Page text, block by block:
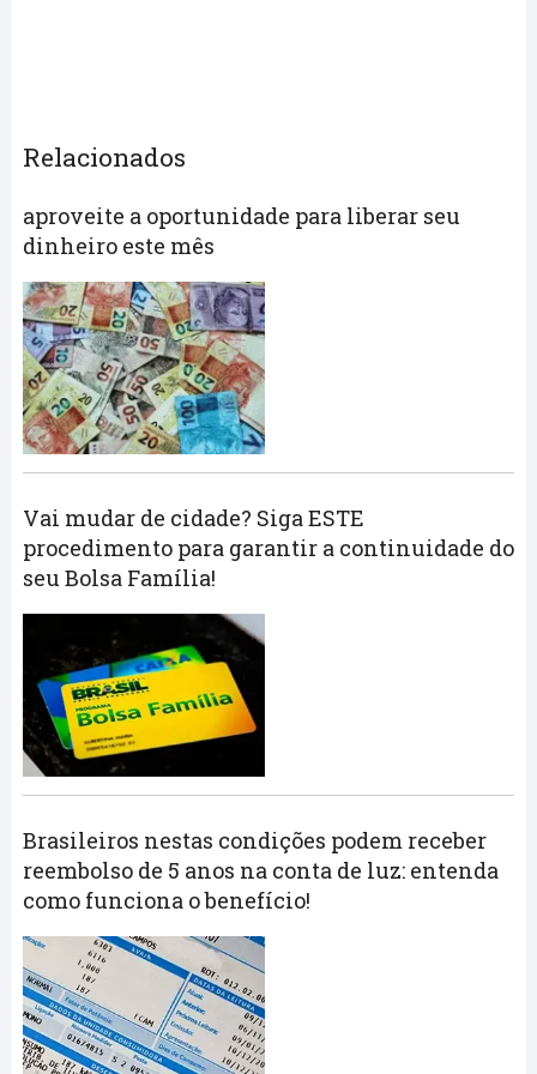
Relacionados
aproveite a oportunidade para liberar seu
dinheiro este mês
Vai mudar de cidade? Siga ESTE
procedimento para garantir a continuidade do
seu Bolsa Família!
Brasileiros nestas condições podem receber
reembolso de 5 anos na conta de luz: entenda
como funciona o benefício!